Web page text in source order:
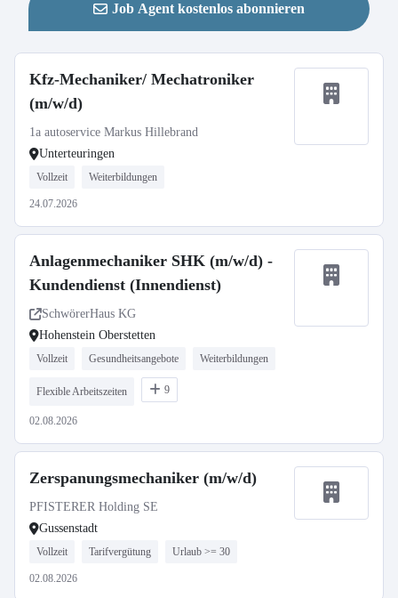
Job Agent kostenlos abonnieren
Kfz-Mechaniker/ Mechatroniker
(m/w/d)
1a autoservice Markus Hillebrand
Unterteuringen
Vollzeit Weiterbildungen
24.07.2026
Anlagenmechaniker SHK (m/w/d) -
Kundendienst (Innendienst)
SchwörerHaus KG
Hohenstein Oberstetten
Vollzeit Gesundheitsangebote Weiterbildungen
Flexible Arbeitszeiten 9
02.08.2026
Zerspanungsmechaniker (m/w/d)
PFISTERER Holding SE
Gussenstadt
Vollzeit Tarifvergütung Urlaub >= 30
02.08.2026